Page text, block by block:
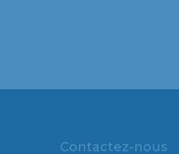
Contactez-nous